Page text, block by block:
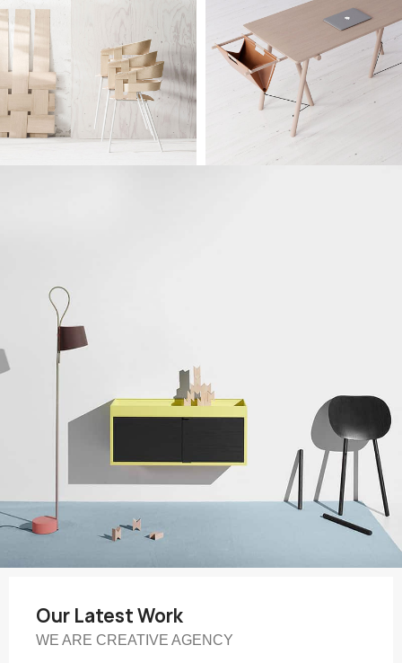
Our Latest Work
WE ARE CREATIVE AGENCY